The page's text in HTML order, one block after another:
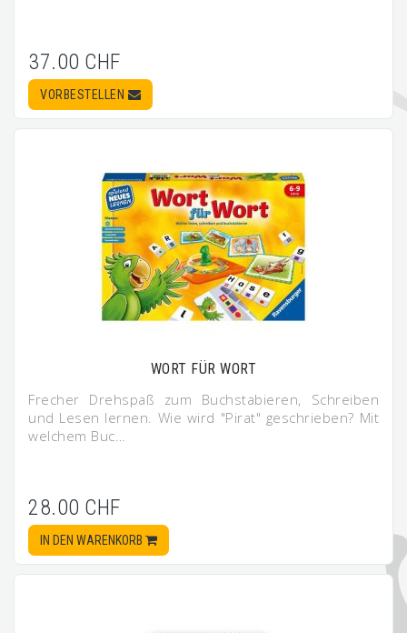
37.00 CHF
VORBESTELLEN
WORT FÜR WORT
Frecher Drehspaß zum Buchstabieren, Schreiben
und Lesen lernen. Wie wird "Pirat" geschrieben? Mit
welchem Buc…
28.00 CHF
IN DEN WARENKORB